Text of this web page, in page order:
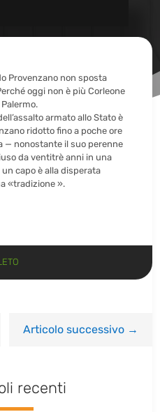
Provenzano non sposta
oggi non è più Corleone
armato allo Stato è
ridotto fino a poche ore
— nonostante il suo perenne
da ventitrè anni in una
capo è alla disperata
«tradizione ».
Articolo successivo→
recenti